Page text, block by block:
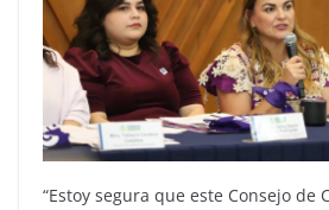
“Estoy segura que este Consejo de